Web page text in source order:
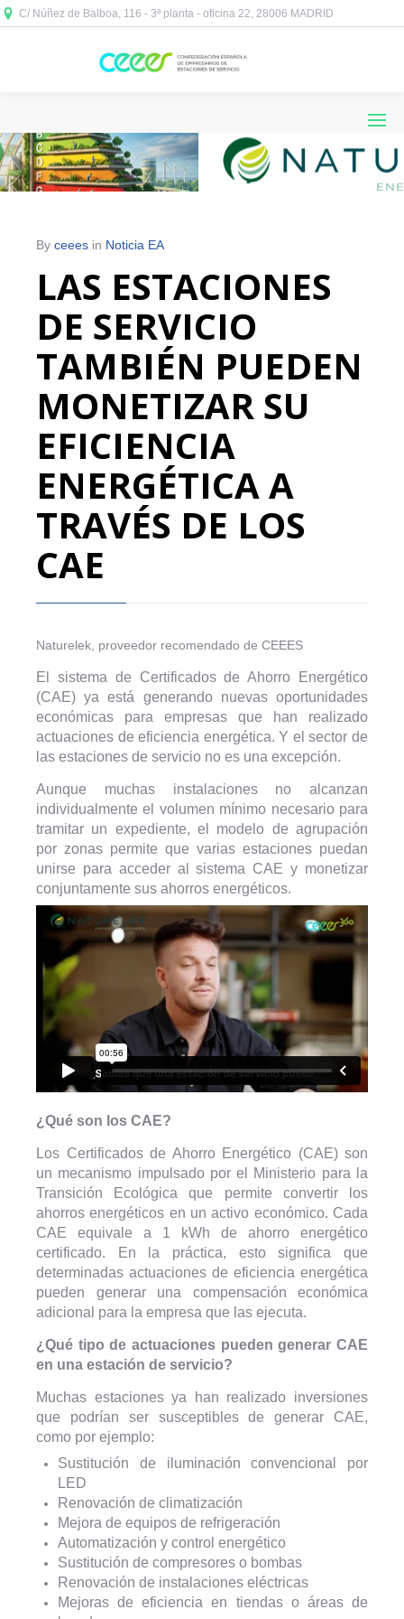
C/ Núñez de Balboa, 116 - 3ª planta - oficina 22, 28006 MADRID
By ceees in Noticia EA
LAS ESTACIONES
DE SERVICIO
TAMBIÉN PUEDEN
MONETIZAR SU
EFICIENCIA
ENERGÉTICA A
TRAVÉS DE LOS
CAE
Naturelek, proveedor recomendado de CEEES
El sistema de Certificados de Ahorro Energético
(CAE) ya está generando nuevas oportunidades
económicas para empresas que han realizado
actuaciones de eficiencia energética. Y el sector de
las estaciones de servicio no es una excepción.
Aunque muchas instalaciones no alcanzan
individualmente el volumen mínimo necesario para
tramitar un expediente, el modelo de agrupación
por zonas permite que varias estaciones puedan
unirse para acceder al sistema CAE y monetizar
conjuntamente sus ahorros energéticos.
¿Qué son los CAE?
Los Certificados de Ahorro Energético (CAE) son
un mecanismo impulsado por el Ministerio para la
Transición Ecológica que permite convertir los
ahorros energéticos en un activo económico. Cada
CAE equivale a 1 kWh de ahorro energético
certificado. En la práctica, esto significa que
determinadas actuaciones de eficiencia energética
pueden generar una compensación económica
adicional para la empresa que las ejecuta.
¿Qué tipo de actuaciones pueden generar CAE
en una estación de servicio?
Muchas estaciones ya han realizado inversiones
que podrían ser susceptibles de generar CAE,
como por ejemplo:
Sustitución de iluminación convencional por
LED
Renovación de climatización
Mejora de equipos de refrigeración
Automatización y control energético
Sustitución de compresores o bombas
Renovación de instalaciones eléctricas
Mejoras de eficiencia en tiendas o áreas de